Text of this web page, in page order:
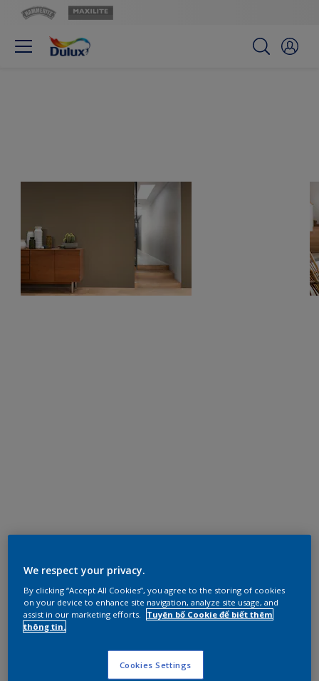
We respect your privacy.
By clicking “Accept All Cookies”, you agree to the storing of cookies
on your device to enhance site navigation, analyze site usage, and
assist in our marketing efforts.
Tuyên bố Cookie để biết thêm
thông tin.
Cookies Settings